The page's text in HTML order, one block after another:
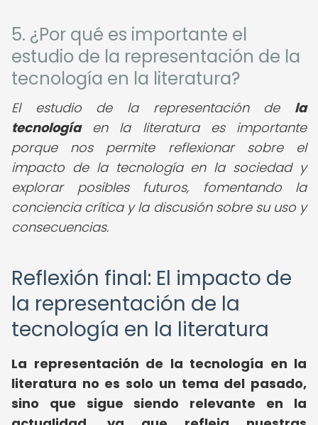
5. ¿Por qué es importante el
estudio de la representación de la
tecnología en la literatura?
El estudio de la representación de la
tecnologíaen la literatura es importante
porque nos permite reflexionar sobre el
impacto de la tecnología en la sociedad y
explorar posibles futuros, fomentando la
conciencia crítica y la discusión sobre su uso y
consecuencias.
Reflexión final: El impacto de
la representación de la
tecnología en la literatura
La representación de la tecnología en la
literatura no es solo un tema del pasado,
sino que sigue siendo relevante en la